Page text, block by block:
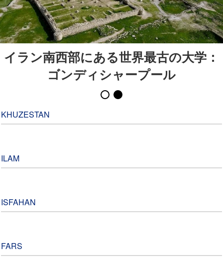
イラン南西部にある世界最古の大学：
ゴンディシャープール
KHUZESTAN
ILAM
ISFAHAN
FARS